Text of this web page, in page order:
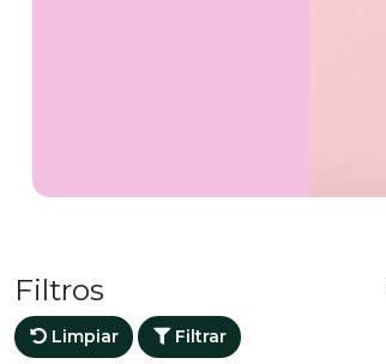
Filtros
Limpiar Filtrar